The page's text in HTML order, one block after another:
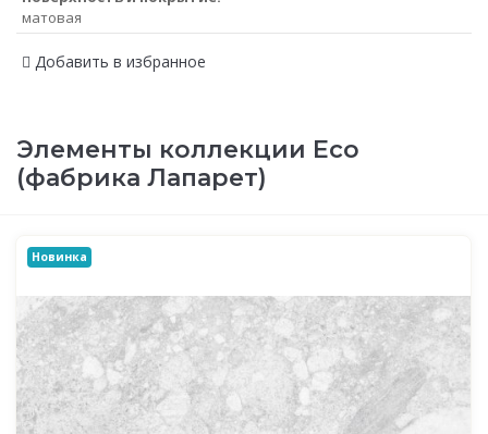
матовая
Добавить в избранное
Элементы коллекции Eco
(фабрика Лапарет)
Новинка